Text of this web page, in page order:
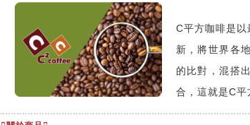
C平方咖啡是
新，將世界各
的比對，混搭
合，這就是C平